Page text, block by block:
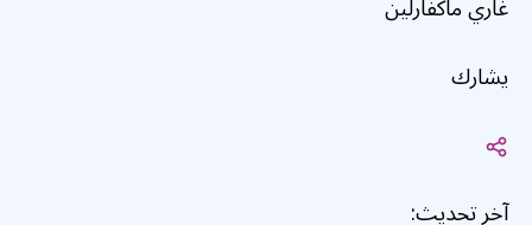
يشارك
آخر تحديث: